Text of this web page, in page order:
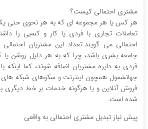
مشتری احتمالی کیست؟
هر کس یا هر مجموعه ای که به هر نحوی حتی
تعاملات تجاری با فردی یا کار و کسبی را
احتمالی می گویند.تعداد این مشتریان
جامعه بشری باشد، چرا که به هر دلیل روشن یا
فردی به دایره مشتریان اضافه شوند، کما اینکه
جهانشمول همچون اینترنت و سکوهای شبکه های
فروش آنلاین و یا هرگونه خدمات بر خط دیگری
شده است.
پیش نیاز تبدیل مشتری احتمالی به واقعی